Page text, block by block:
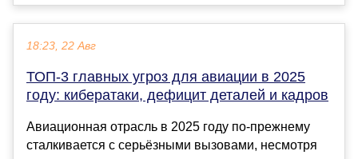
18:23, 22 Авг
ТОП-3 главных угроз для авиации в 2025
году: кибератаки, дефицит деталей и кадров
Авиационная отрасль в 2025 году по-прежнему
сталкивается с серьёзными вызовами, несмотря